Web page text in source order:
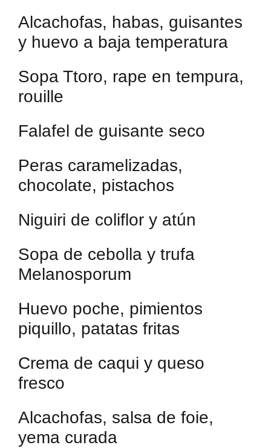
Alcachofas, habas, guisantes
y huevo a baja temperatura
Sopa Ttoro, rape en tempura,
rouille
Falafel de guisante seco
Peras caramelizadas,
chocolate, pistachos
Niguiri de coliflor y atún
Sopa de cebolla y trufa
Melanosporum
Huevo poche, pimientos
piquillo, patatas fritas
Crema de caqui y queso
fresco
Alcachofas, salsa de foie,
yema curada